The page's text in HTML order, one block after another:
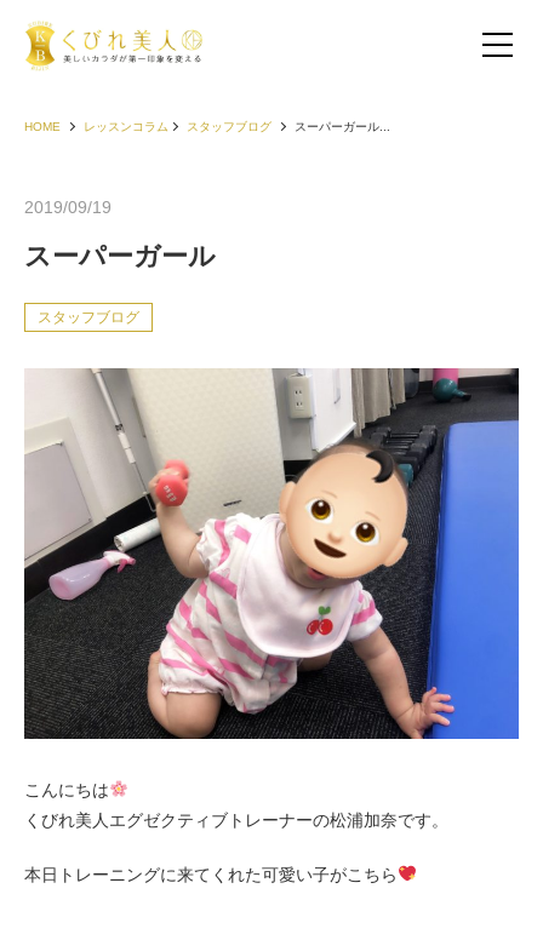
お客様の声（30代以下）
お客様の声（40代）
お客様の声（50代以上）
お客様の声（男性）
HOME レッスンコラム スタッフブログ スーパーガール...
2019/09/19
スーパーガール
スタッフブログ
こんにちは
くびれ美人エグゼクティブトレーナーの松浦加奈です。
本日トレーニングに来てくれた可愛い子がこちら